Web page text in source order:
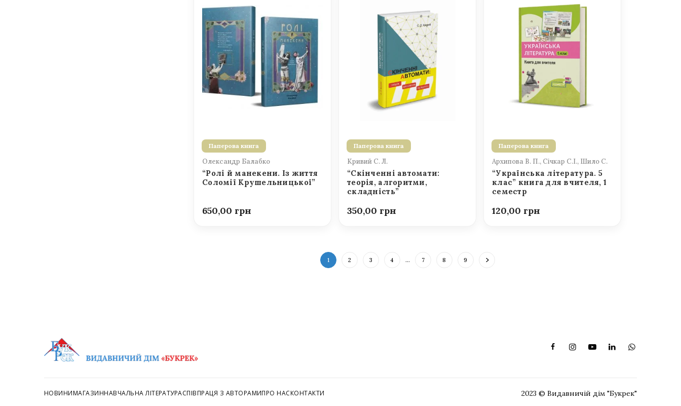
Паперова книга
Олександр Балабко
“Ролі й манекени. Із життя
Соломії Крушельницької”
650,00
Паперова книга
Кривий С. Л.
“Скінченні автомати:
теорія, алгоритми,
складність”
350,00
Паперова книга
Архипова В. П., Січкар С.І., Шило С.
“Українська література. 5
клас” книга для вчителя, 1
семестр
120,00
1 2 3 4 … 7 8 9
НОВИНИМАГАЗИННАВЧАЛЬНА ЛІТЕРАТУРАСПІВПРАЦЯ З АВТОРАМИПРО НАСКОНТАКТИ 2023 © Видавничій дім "Букрек"